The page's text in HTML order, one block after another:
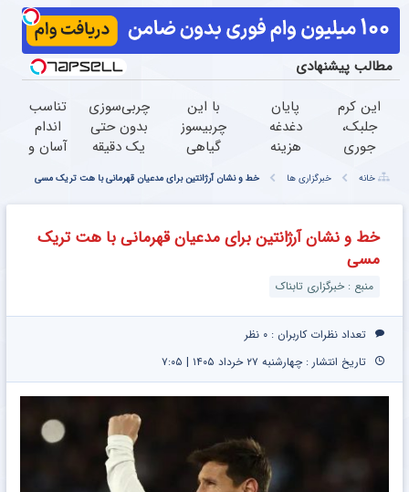
مطالب پیشنهادی
این کرم
جلبک،
جوری
صاف
میکنه
که انگار
بوتاکس
کردی!
(تخفیف
پایان
دغدغه
هزینه
دندان
پزشکی
با پک
سفید
خانگی
با این
چربیسوز
گیاهی
دیگه
نگران
اضافه
نباش70%تخفیف
چربی‌سوزی
بدون حتی
یک دقیقه
تناسب
اندام
آسان و
با این
نوشیدنی
خوش
طعم
خانه خبرگزاری ها خط و نشان آرژانتین برای مدعیان قهرمانی با هت تریک مسی
خط و نشان آرژانتین برای مدعیان قهرمانی با هت تریک
مسی
منبع : خبرگزاری تابناک
تعداد نظرات کاربران : ۰ نظر
تاریخ انتشار : چهارشنبه ۲۷ خرداد ۱۴۰۵ | ۷:۰۵